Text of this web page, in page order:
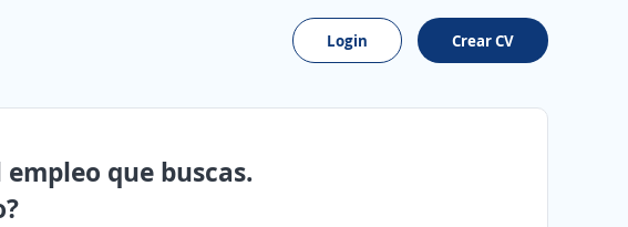
Login Crear CV
que buscas.